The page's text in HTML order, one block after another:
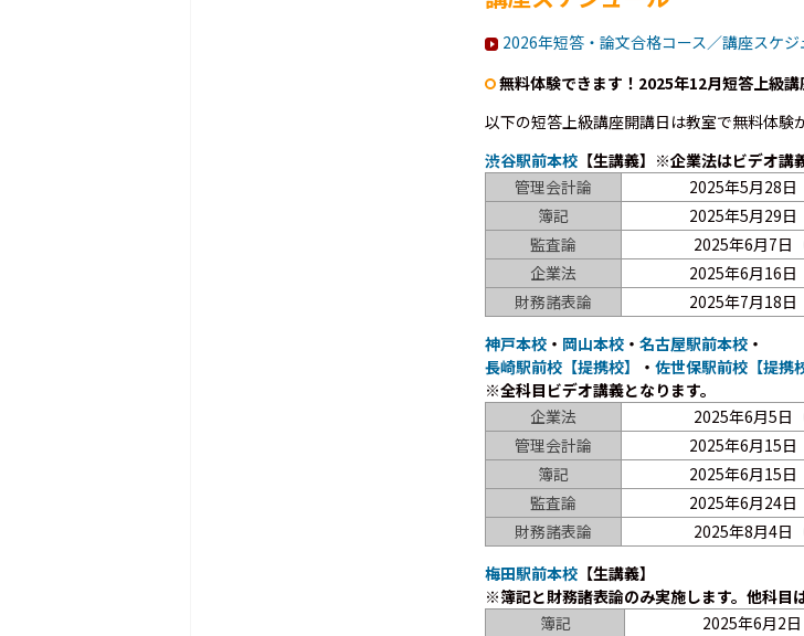
2026年短答・論文合格コース／講座スケジ
無料体験できます！2025年12月短答上級講
以下の短答上級講座開講日は教室で無料体験
渋谷駅前本校 【生講義】※企業法はビデオ講
管理会計論
2025年5月28日
簿記
2025年5月29日
監査論
2025年6月7日
企業法
2025年6月16日
財務諸表論
2025年7月18日
神戸本校 ・ 岡山本校 ・ 名古屋駅前本校 ・
長崎駅前校【提携校】
・ 佐世保駅前校【提携
※全科目ビデオ講義となります。
企業法
2025年6月5日
管理会計論
2025年6月15日
簿記
2025年6月15日
監査論
2025年6月24日
財務諸表論
2025年8月4日
梅田駅前本校 【生講義】
※簿記と財務諸表論のみ実施します。他科目
簿記
2025年6月2